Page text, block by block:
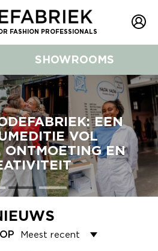
FASHION PROFESSIONALS
SHOWROOMS
EEN
VOL
ONTMOETING EN